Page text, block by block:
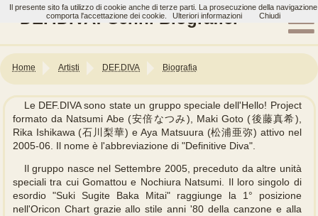
DEF.DIVA: Cenni Biografici
Home Artisti DEF.DIVA Biografia
Le DEF.DIVA sono state un gruppo speciale dell'Hello! Project
formato da Natsumi Abe (安倍なつみ), Maki Goto (後藤真希),
Rika Ishikawa (石川梨華) e Aya Matsuura (松浦亜弥) attivo nel
2005-06. Il nome è l'abbreviazione di "Definitive Diva".
Il gruppo nasce nel Settembre 2005, preceduto da altre unità
speciali tra cui Gomattou e Nochiura Natsumi. Il loro singolo di
esordio "Suki Sugite Baka Mitai" raggiunge la 1° posizione
nell'Oricon Chart grazie allo stile anni '80 della canzone e alla
Il presente sito fa utilizzo di cookie anche di terze parti. La prosecuzione della navigazione
comporta l'accettazione dei cookie.
Ulteriori informazioni Chiudi